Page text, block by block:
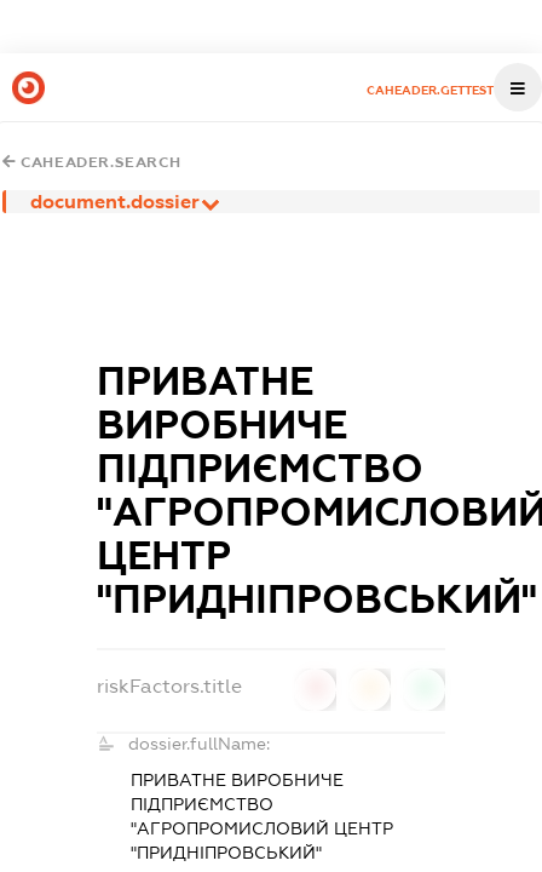
CAHEADER.GETTEST
CAHEADER.SEARCH
document.dossier
ПРИВАТНЕ
ВИРОБНИЧЕ
ПІДПРИЄМСТВО
ЦЕНТР
"ПРИДНІПРОВСЬКИЙ"
riskFactors.title
dossier.fullName:
ПРИВАТНЕ ВИРОБНИЧЕ
ПІДПРИЄМСТВО
"АГРОПРОМИСЛОВИЙ ЦЕНТР
"ПРИДНІПРОВСЬКИЙ"